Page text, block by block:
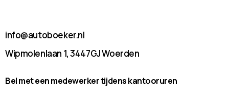
info@autoboeker.nl
Wipmolenlaan 1, 3447GJ Woerden
Bel met een medewerker tijdens kantooruren